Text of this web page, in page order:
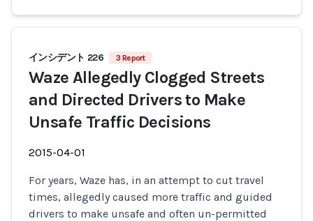
インシデント 226 3 Report
Waze Allegedly Clogged Streets
and Directed Drivers to Make
Unsafe Traffic Decisions
2015-04-01
For years, Waze has, in an attempt to cut travel
times, allegedly caused more traffic and guided
drivers to make unsafe and often un-permitted